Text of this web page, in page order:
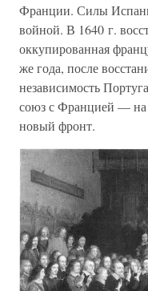
Франции. Силы
войной. В 1640 г.
оккупированная
же года, после
независимость
союз с Францией — на
новый фронт.